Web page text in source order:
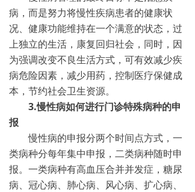
病，而是努力将慢性疾病患者的健康状
况、健康功能维持在一个满意的状态，过
上独立的生活，康复回归社会，同时，因
为强调改变不良生活方式，可有效减少疾
病危险因素，减少用药，控制医疗保健成
本，节约社会卫生资源。
3.慢性病如何进行门诊特殊病种的申
报
慢性病的申报分两个时间点方式，一
类病种分每年集中申报，二类病种随时申
报。一类病种有高血压合并并发症，糖尿
病、冠心病、肺心病、风心病、扩心病、